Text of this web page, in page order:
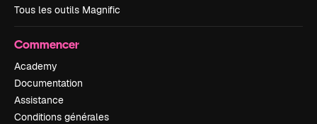
Tous les outils Magnific
Commencer
Academy
Documentation
Assistance
Conditions générales